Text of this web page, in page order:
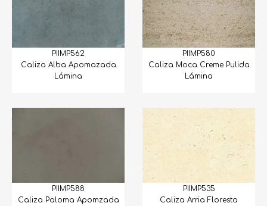
PIIMP562
Caliza Alba Apomazada
Lámina
PIIMP580
Caliza Moca Creme Pulida
Lámina
PIIMP588
Caliza Paloma Apomzada
PIIMP535
Caliza Arria Floresta